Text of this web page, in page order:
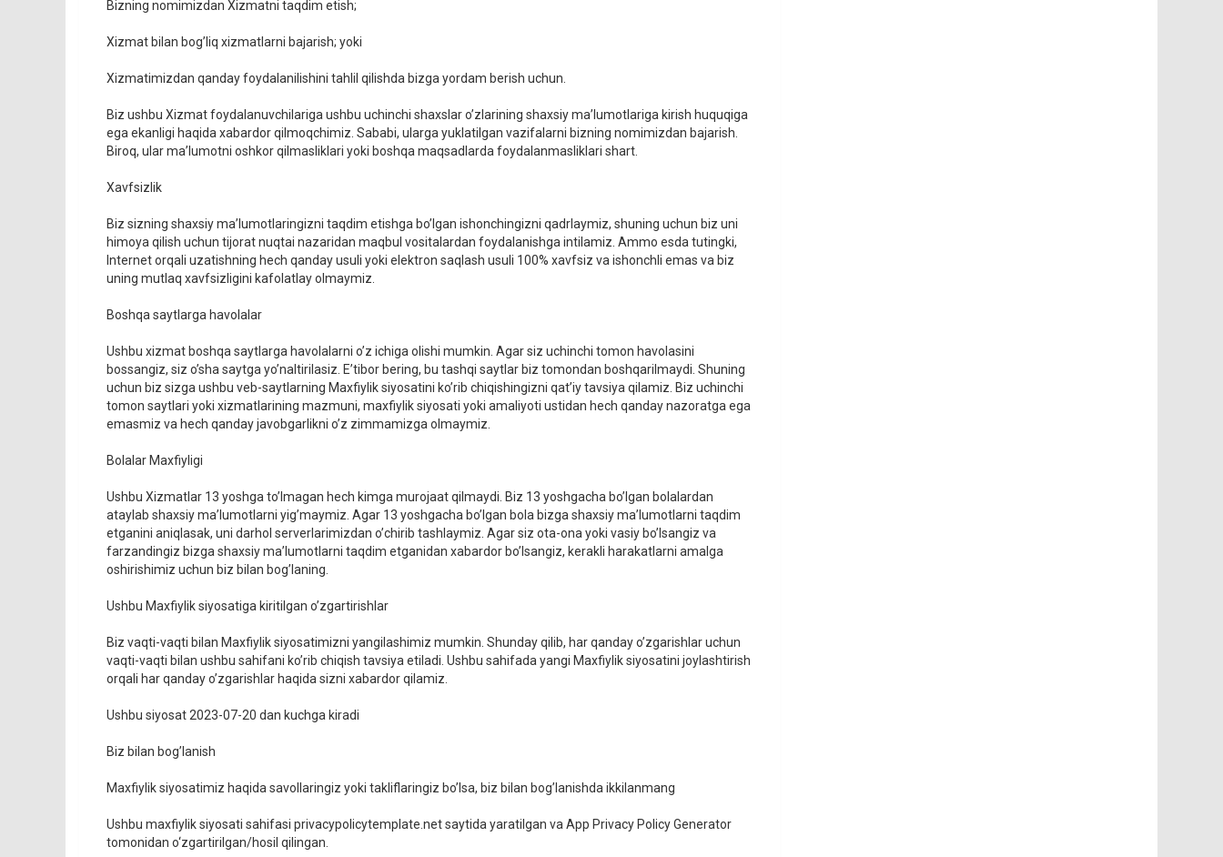
Bizning nomimizdan Xizmatni taqdim etish;
Xizmat bilan bog’liq xizmatlarni bajarish; yoki
Xizmatimizdan qanday foydalanilishini tahlil qilishda bizga yordam berish uchun.
Biz ushbu Xizmat foydalanuvchilariga ushbu uchinchi shaxslar o’zlarining shaxsiy ma’lumotlariga kirish huquqiga
ega ekanligi haqida xabardor qilmoqchimiz. Sababi, ularga yuklatilgan vazifalarni bizning nomimizdan bajarish.
Biroq, ular ma’lumotni oshkor qilmasliklari yoki boshqa maqsadlarda foydalanmasliklari shart.
Xavfsizlik
Biz sizning shaxsiy ma’lumotlaringizni taqdim etishga bo’lgan ishonchingizni qadrlaymiz, shuning uchun biz uni
himoya qilish uchun tijorat nuqtai nazaridan maqbul vositalardan foydalanishga intilamiz. Ammo esda tutingki,
Internet orqali uzatishning hech qanday usuli yoki elektron saqlash usuli 100% xavfsiz va ishonchli emas va biz
uning mutlaq xavfsizligini kafolatlay olmaymiz.
Boshqa saytlarga havolalar
Ushbu xizmat boshqa saytlarga havolalarni o’z ichiga olishi mumkin. Agar siz uchinchi tomon havolasini
bossangiz, siz o’sha saytga yo’naltirilasiz. E’tibor bering, bu tashqi saytlar biz tomondan boshqarilmaydi. Shuning
uchun biz sizga ushbu veb-saytlarning Maxfiylik siyosatini ko’rib chiqishingizni qat’iy tavsiya qilamiz. Biz uchinchi
tomon saytlari yoki xizmatlarining mazmuni, maxfiylik siyosati yoki amaliyoti ustidan hech qanday nazoratga ega
emasmiz va hech qanday javobgarlikni o’z zimmamizga olmaymiz.
Bolalar Maxfiyligi
Ushbu Xizmatlar 13 yoshga to’lmagan hech kimga murojaat qilmaydi. Biz 13 yoshgacha bo’lgan bolalardan
ataylab shaxsiy ma’lumotlarni yig’maymiz. Agar 13 yoshgacha bo’lgan bola bizga shaxsiy ma’lumotlarni taqdim
etganini aniqlasak, uni darhol serverlarimizdan o’chirib tashlaymiz. Agar siz ota-ona yoki vasiy bo’lsangiz va
farzandingiz bizga shaxsiy ma’lumotlarni taqdim etganidan xabardor bo’lsangiz, kerakli harakatlarni amalga
oshirishimiz uchun biz bilan bog’laning.
Ushbu Maxfiylik siyosatiga kiritilgan o’zgartirishlar
Biz vaqti-vaqti bilan Maxfiylik siyosatimizni yangilashimiz mumkin. Shunday qilib, har qanday o’zgarishlar uchun
vaqti-vaqti bilan ushbu sahifani ko’rib chiqish tavsiya etiladi. Ushbu sahifada yangi Maxfiylik siyosatini joylashtirish
orqali har qanday o’zgarishlar haqida sizni xabardor qilamiz.
Ushbu siyosat 2023-07-20 dan kuchga kiradi
Biz bilan bog’lanish
Maxfiylik siyosatimiz haqida savollaringiz yoki takliflaringiz bo’lsa, biz bilan bog’lanishda ikkilanmang
Ushbu maxfiylik siyosati sahifasi privacypolicytemplate.net saytida yaratilgan va App Privacy Policy Generator
tomonidan o‘zgartirilgan/hosil qilingan.